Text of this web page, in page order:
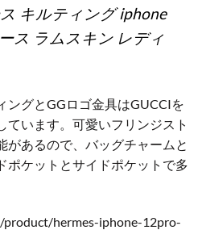
キルティング iphone
ス ラムスキン レディ
ングとGGロゴ金具はGUCCIを
ています。可愛いフリンジスト
があるので、バッグチャームと
ポケットとサイドポケットで多
product/hermes-iphone-12pro-